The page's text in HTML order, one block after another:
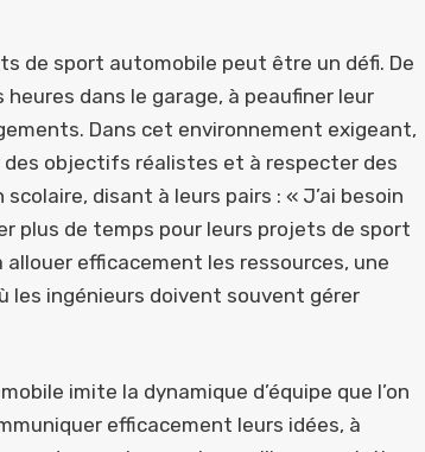
de sport automobile peut être un défi. De
dans le garage, à peaufiner leur
Dans cet environnement exigeant,
objectifs réalistes et à respecter des
disant à leurs pairs : « J’ai besoin
plus de temps pour leurs projets de sport
efficacement les ressources, une
les ingénieurs doivent souvent gérer
imite la dynamique d’équipe que l’on
efficacement leurs idées, à